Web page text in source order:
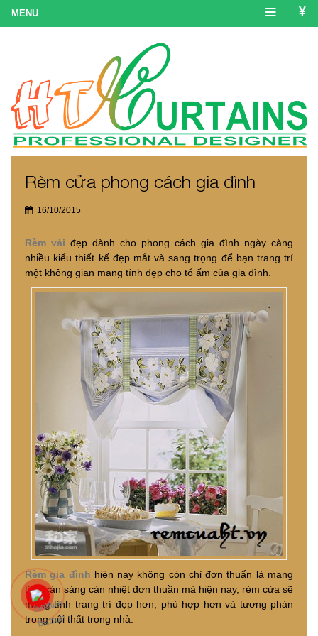
Rèm cửa phong cách gia đình
16/10/2015
Rèm vải đẹp dành cho phong cách gia đình ngày càng
nhiều kiểu thiết kế đẹp mắt và sang trọng để bạn trang trí
một không gian mang tính đẹp cho tổ ấm của gia đình.
Rèm gia đình hiện nay không còn chỉ đơn thuẩn là mang
tính cản sáng cản nhiệt đơn thuần mà hiện nay, rèm cửa sẽ
mang tính trang trí đẹp hơn, phù hợp hơn và tương phản
trong nội thất trong nhà.